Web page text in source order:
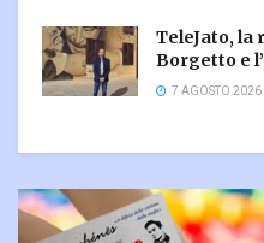
TeleJato, la
Borgetto e
7 AGOSTO 2026